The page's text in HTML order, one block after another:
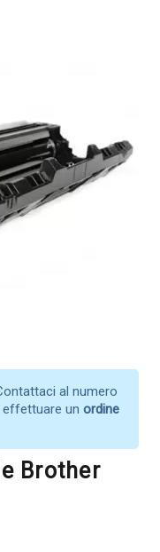
al numero
effettuare un ordine
Brother